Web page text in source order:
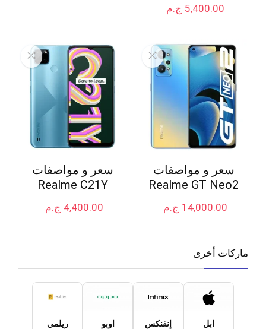
ج.م 5,400.00
سعر و مواصفات
Realme GT Neo2
ج.م 14,000.00
سعر و مواصفات
Realme C21Y
ج.م 4,400.00
ماركات أخرى
ابل إنفنكس اوبو ريلمي